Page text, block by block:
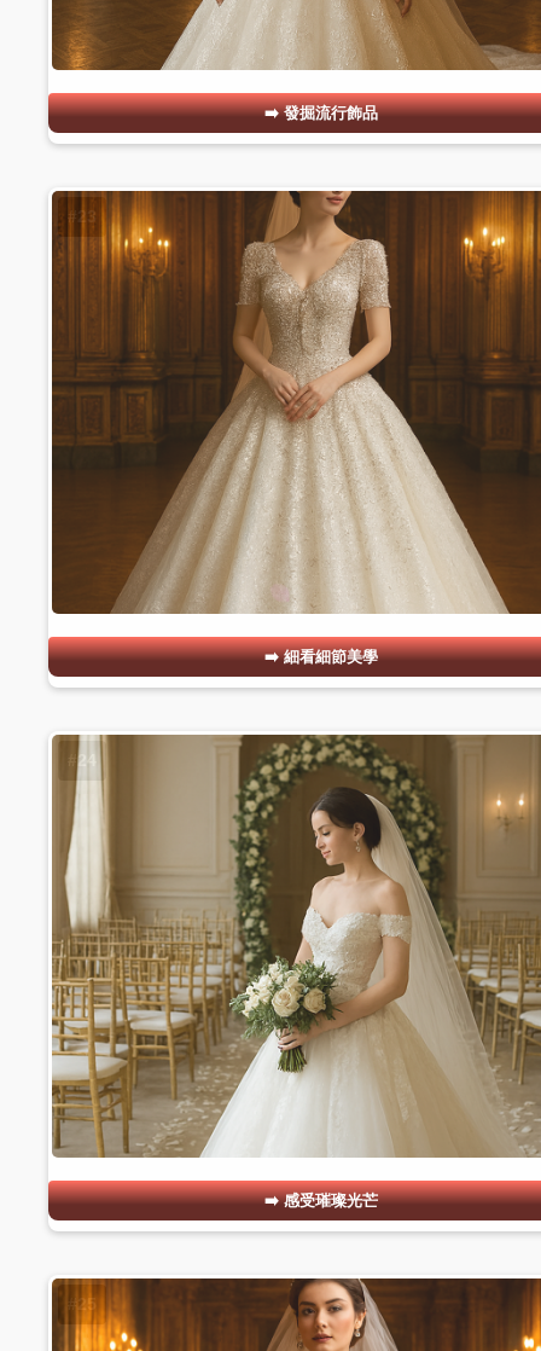
發掘流行飾品
#23
細看細節美學
#24
感受璀璨光芒
#25